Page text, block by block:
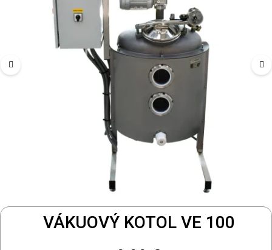
VÁKUOVÝ KOTOL VE 100